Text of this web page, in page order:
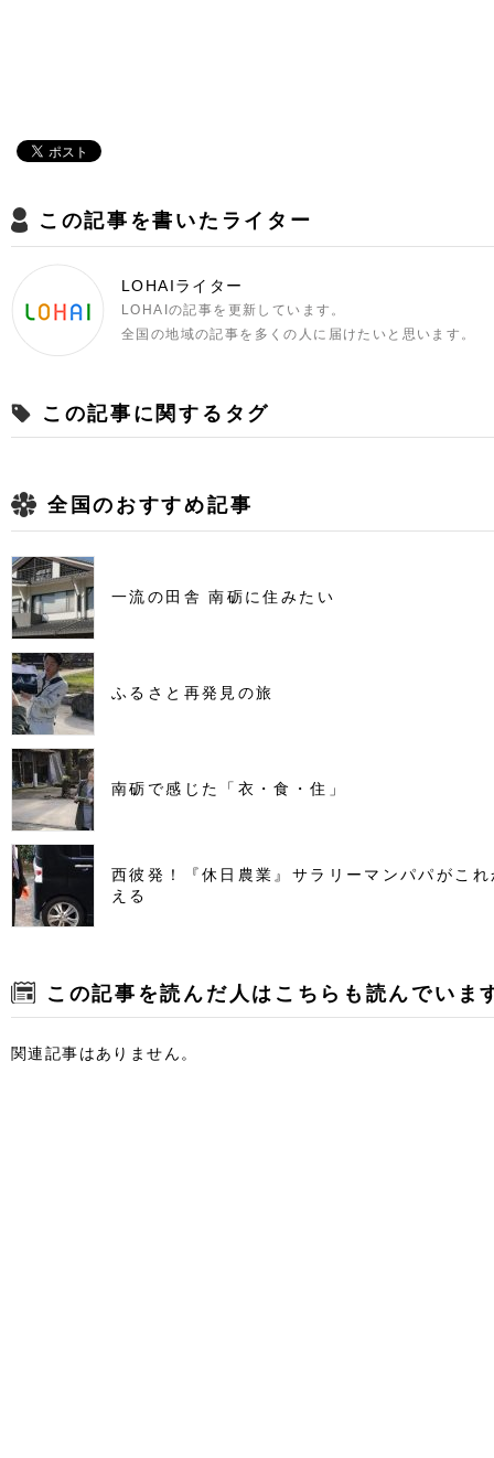
この記事を書いたライター
LOHAIライター
LOHAIの記事を更新しています。
全国の地域の記事を多くの人に届けたいと思います。
この記事に関するタグ
全国のおすすめ記事
一流の田舎 南砺に住みたい
ふるさと再発見の旅
南砺で感じた「衣・食・住」
西彼発！『休日農業』サラリーマンパパがこ
える
この記事を読んだ人はこちらも読んでいま
関連記事はありません。